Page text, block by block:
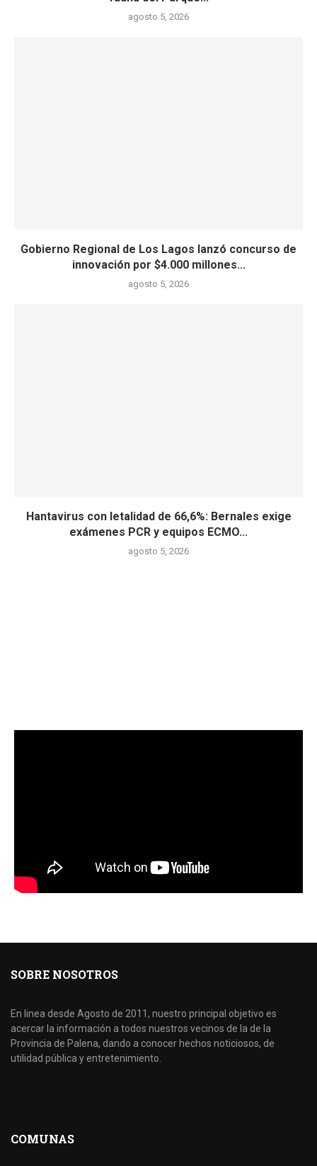
agosto 5, 2026
Gobierno Regional de Los Lagos lanzó concurso de
innovación por $4.000 millones...
agosto 5, 2026
Hantavirus con letalidad de 66,6%: Bernales exige
exámenes PCR y equipos ECMO...
agosto 5, 2026
SOBRE NOSOTROS
En linea desde Agosto de 2011, nuestro principal objetivo es
acercar la información a todos nuestros vecinos de la de la
Provincia de Palena, dando a conocer hechos noticiosos, de
utilidad pública y entretenimiento.
COMUNAS